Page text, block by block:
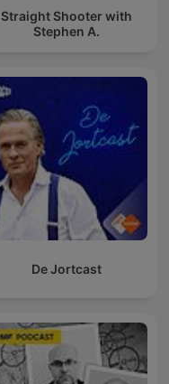
Straight Shooter with
Stephen A.
De Jortcast